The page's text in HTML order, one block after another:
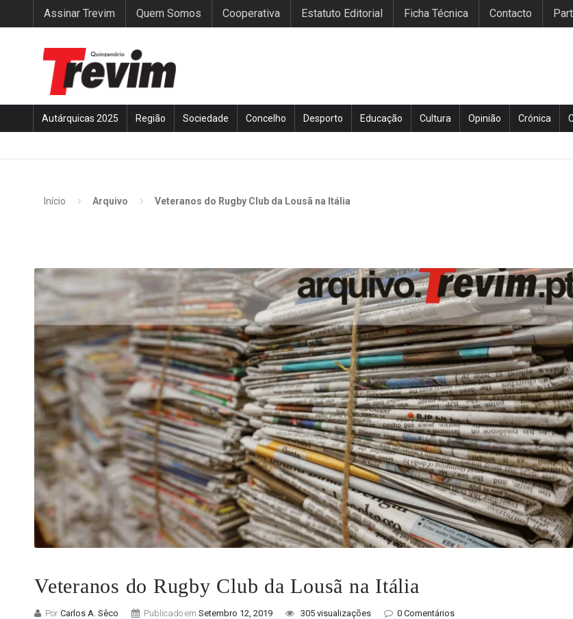
Assinar Trevim Quem Somos Cooperativa Estatuto Editorial Ficha Técnica Contacto
Autárquicas 2025 Região Sociedade Concelho Desporto Educação Cultura Opinião Crónica
Início Arquivo Veteranos do Rugby Club da Lousã na Itália
Veteranos do Rugby Club da Lousã na Itália
Por Carlos A. Sêco Publicado em Setembro 12, 2019 305 visualizações 0 Comentários